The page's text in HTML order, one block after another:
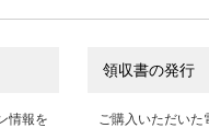
情報を
領収書の発行
ご購入いただい